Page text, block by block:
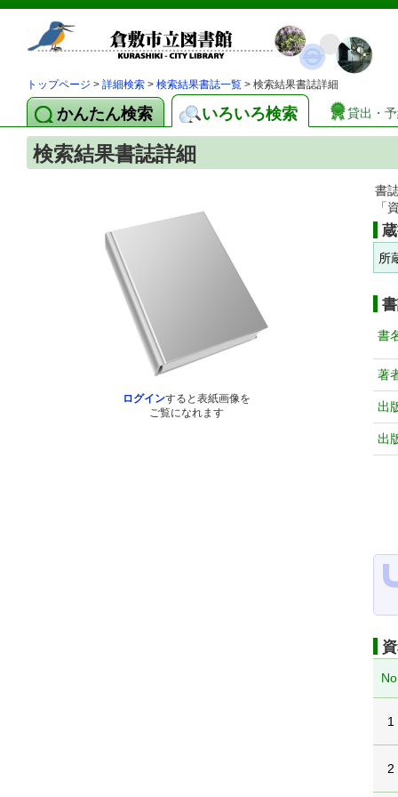
トップページ > 詳細検索 > 検索結果書誌一覧 > 検索結果書誌詳細
かんたん検索 いろいろ検索 貸出・
検索結果書誌詳細
ログインすると表紙画像を
ご覧になれます
書
「
所
書
著
出
出
1
2